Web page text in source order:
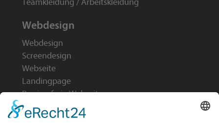
Teamkleidung / Arbeitskleidung
Webdesign
Webdesign
Screendesign
Webseite
Landingpage
Barrierefreie Webseiten
Online-Marketing